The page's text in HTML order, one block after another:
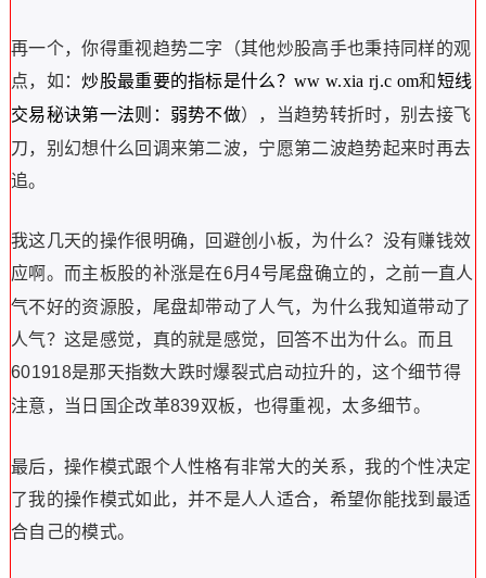
再一个，你得重视趋势二字（其他炒股高手也秉持同样的观
点，如：炒股最重要的指标是什么？ww w.xia rj.c om和短线
交易秘诀第一法则：弱势不做），当趋势转折时，别去接飞
刀，别幻想什么回调来第二波，宁愿第二波趋势起来时再去
追。
我这几天的操作很明确，回避创小板，为什么？没有赚钱效
应啊。而主板股的补涨是在6月4号尾盘确立的，之前一直人
气不好的资源股，尾盘却带动了人气，为什么我知道带动了
人气？这是感觉，真的就是感觉，回答不出为什么。而且
601918是那天指数大跌时爆裂式启动拉升的，这个细节得
注意，当日国企改革839双板，也得重视，太多细节。
最后，操作模式跟个人性格有非常大的关系，我的个性决定
了我的操作模式如此，并不是人人适合，希望你能找到最适
合自己的模式。